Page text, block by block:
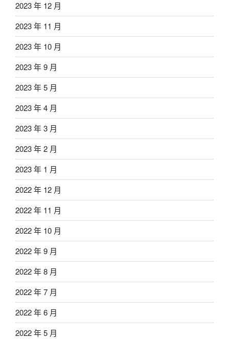
2023 年 12 月
2023 年 11 月
2023 年 10 月
2023 年 9 月
2023 年 5 月
2023 年 4 月
2023 年 3 月
2023 年 2 月
2023 年 1 月
2022 年 12 月
2022 年 11 月
2022 年 10 月
2022 年 9 月
2022 年 8 月
2022 年 7 月
2022 年 6 月
2022 年 5 月